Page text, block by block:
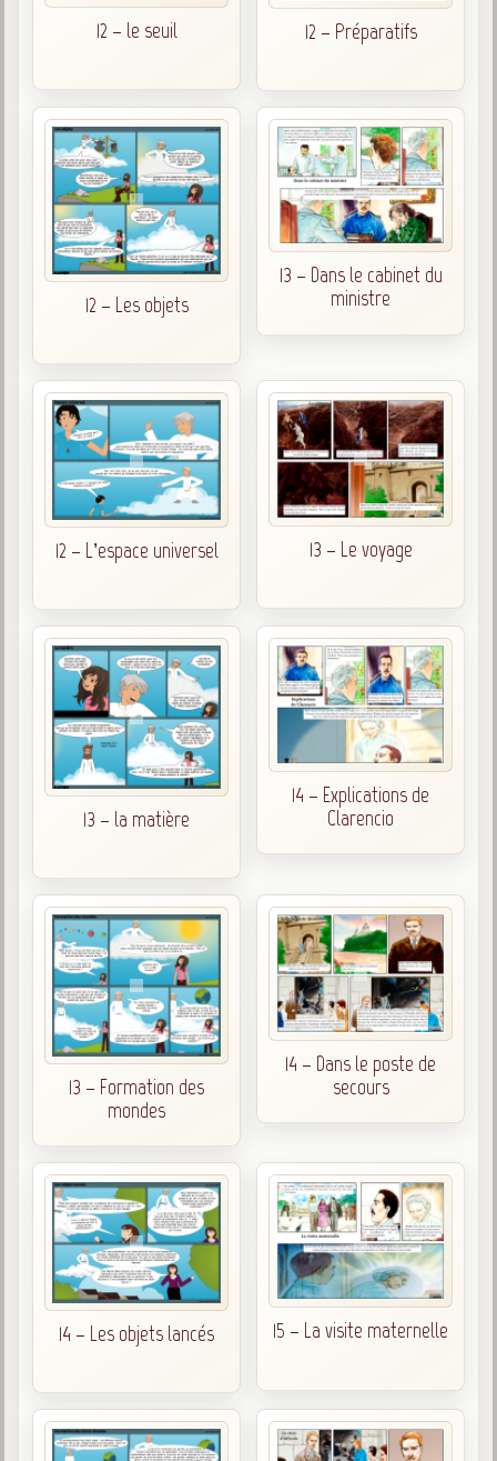
12 – le seuil 12 – Préparatifs
12 – Les objets
13 – Dans le cabinet du
ministre
12 – L’espace universel 13 – Le voyage
13 – la matière
14 – Explications de
Clarencio
13 – Formation des
mondes
14 – Dans le poste de
secours
14 – Les objets lancés 15 – La visite maternelle